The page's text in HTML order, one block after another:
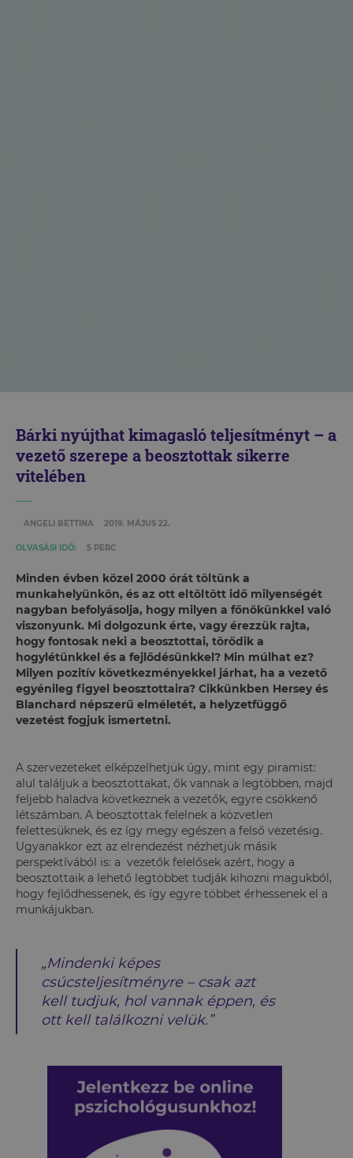
Bárki nyújthat kimagasló teljesítményt – a
vezető szerepe a beosztottak sikerre
vitelében
ANGELI BETTINA 2019. MÁJUS 22.
OLVASÁSI IDŐ: 5 PERC
Minden évben közel 2000 órát töltünk a
munkahelyünkön, és az ott eltöltött idő milyenségét
nagyban befolyásolja, hogy milyen a főnökünkkel való
viszonyunk. Mi dolgozunk érte, vagy érezzük rajta,
hogy fontosak neki a beosztottai, törődik a
hogylétünkkel és a fejlődésünkkel? Min múlhat ez?
Milyen pozitív következményekkel járhat, ha a vezető
egyénileg figyel beosztottaira? Cikkünkben Hersey és
Blanchard népszerű elméletét, a helyzetfüggő
vezetést fogjuk ismertetni.
A szervezeteket elképzelhetjük úgy, mint egy piramist:
alul találjuk a beosztottakat, ők vannak a legtöbben, majd
feljebb haladva következnek a vezetők, egyre csökkenő
létszámban. A beosztottak felelnek a közvetlen
felettesüknek, és ez így megy egészen a felső vezetésig.
Ugyanakkor ezt az elrendezést nézhetjük másik
perspektívából is: a vezetők felelősek azért, hogy a
beosztottaik a lehető legtöbbet tudják kihozni magukból,
hogy fejlődhessenek, és így egyre többet érhessenek el a
munkájukban.
„Mindenki képes
csúcsteljesítményre – csak azt
kell tudjuk, hol vannak éppen, és
ott kell találkozni velük.”